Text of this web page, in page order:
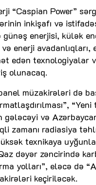
“Caspian Power”
inkişafı və
enerjisi, külək
və enerji
edən texnologiyalar
olunacaq.
müzakirələri də
gələcəyi və
zamanı radiasiya
texnikaya
dəyər zəncirində
yolları”, eləcə də
keçiriləcək.